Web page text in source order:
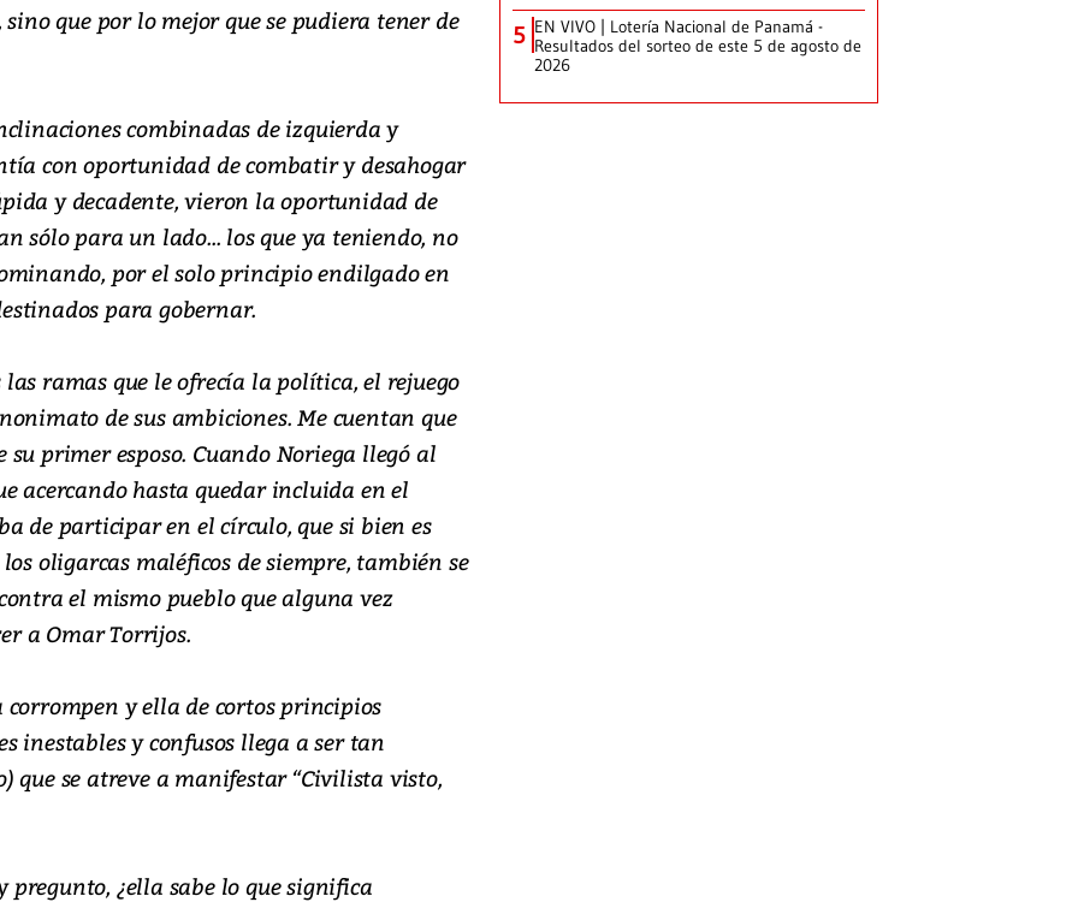
que por lo mejor que se pudiera tener de
combinadas de izquierda y
con oportunidad de combatir y desahogar
y decadente, vieron la oportunidad de
sólo para un lado... los que ya teniendo, no
por el solo principio endilgado en
para gobernar.
ramas que le ofrecía la política, el rejuego
de sus ambiciones. Me cuentan que
primer esposo. Cuando Noriega llegó al
acercando hasta quedar incluida en el
de participar en el círculo, que si bien es
oligarcas maléficos de siempre, también se
el mismo pueblo que alguna vez
a Omar Torrijos.
y ella de cortos principios
inestables y confusos llega a ser tan
que se atreve a manifestar “Civilista visto,
¿ella sabe lo que significa
5 EN VIVO | Lotería Nacional de Panamá -
Resultados del sorteo de este 5 de agosto de
2026